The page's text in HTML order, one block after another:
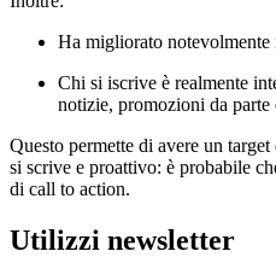
Ha migliorato
Chi si iscrive è realmente
notizie, promozioni da parte
Questo permette di avere un
si scrive e proattivo: è probabile
di call to action.
Utilizzi newsletter